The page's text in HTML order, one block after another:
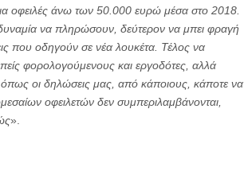
οφειλές άνω των 50.000 ευρώ μέσα στο 2018.
να πληρώσουν, δεύτερον να μπει φραγή
που οδηγούν σε νέα λουκέτα. Τέλος να
φορολογούμενους και εργοδότες, αλλά
οι δηλώσεις μας, από κάποιους, κάποτε να
οφειλετών δεν συμπεριλαμβάνονται,
».